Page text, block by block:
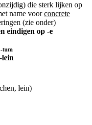
die sterk lijken op
name voorconcrete
(zie onder)
eindigen op -e
tum
-lein
lein)